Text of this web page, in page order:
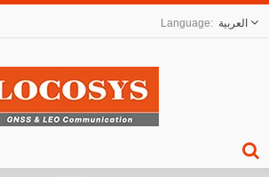
العربية